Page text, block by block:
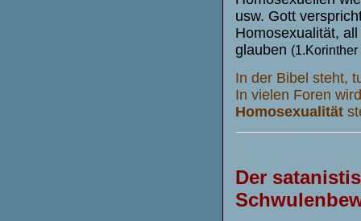
usw. Gott
Homosexualität,
glauben
In der Bibel steht,
In vielen Foren
Homosexualität
Der